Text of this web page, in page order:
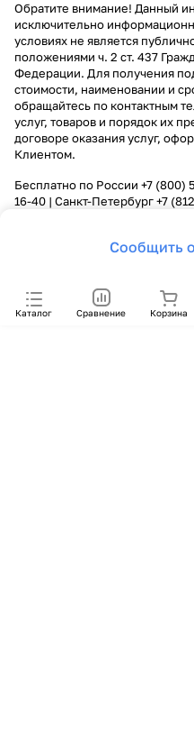
Сообщить
Каталог Сравнение Корзина
Обратите внимание! Данный
исключительно
условиях не является
положениями ч. 2 ст. 437
Федерации. Для получения
стоимости, наименовании и
обращайтесь по контактным
услуг, товаров и порядок их
договоре оказания услуг,
Клиентом.
Бесплатно по России +7 (800)
16-40 | Санкт-Петербург+7